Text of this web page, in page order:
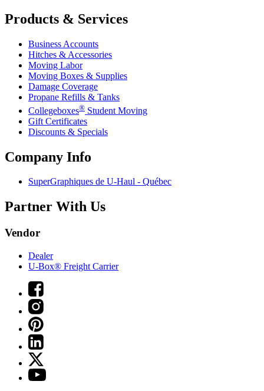
Products & Services
Business Accounts
Hitches & Accessories
Moving Labor
Moving Boxes & Supplies
Damage Coverage
Propane Refills & Tanks
Collegeboxes® Student Moving
Gift Certificates
Discounts & Specials
Company Info
SuperGraphiques de U-Haul - Québec
Partner With Us
Vendor
Dealer
U-Box® Freight Carrier